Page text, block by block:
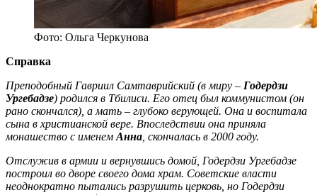
Фото: Ольга Черкунова
Справка
Преподобный Гавриил Самтаврийский (в миру – Годердзи
Ургебадзе) родился в Тбилиси. Его отец был коммунистом (он
рано скончался), а мать – глубоко верующей. Она и воспитала
сына в христианской вере. Впоследствии она приняла
монашество с именем Анна , скончалась в 2000 году.
Отслужив в армии и вернувшись домой, Годердзи Ургебадзе
построил во дворе своего дома храм. Советские власти
неоднократно пытались разрушить церковь, но Годердзи